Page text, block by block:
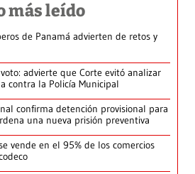
más leído
de Panamá advierten de retos y
advierte que Corte evitó analizar
contra la Policía Municipal
confirma detención provisional para
una nueva prisión preventiva
vende en el 95% de los comercios